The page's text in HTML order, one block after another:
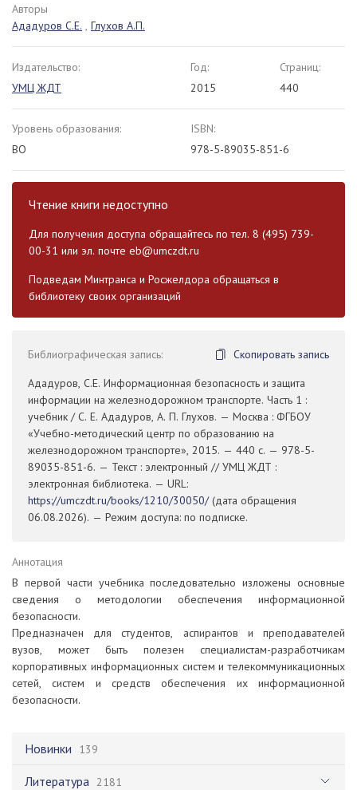
Новинки 139
Литература 2181
Авторы
Ададуров С.Е.
Глухов А.П.
Издательство:
УМЦ ЖДТ
Год:
2015
Страниц:
440
Уровень образования:
ВО
ISBN:
978-5-89035-851-6
Чтение книги недоступно
Для получения доступа обращайтесь по тел. 8 (495) 739-
00-31 или эл. почте eb@umczdt.ru
Подведам Минтранса и Росжелдора обращаться в
библиотеку своих организаций
Библиографическая запись:
Скопировать запись
Ададуров, С.Е. Информационная безопасность и защита
информации на железнодорожном транспорте. Часть 1 :
учебник / С. Е. Ададуров, А. П. Глухов. — Москва : ФГБОУ
«Учебно-методический центр по образованию на
железнодорожном транспорте», 2015. — 440 с. — 978-5-
89035-851-6. — Текст : электронный // УМЦ ЖДТ :
электронная библиотека. — URL:
https://umczdt.ru/books/1210/30050/(дата обращения
06.08.2026). — Режим доступа: по подписке.
Аннотация
В первой части учебника последовательно изложены основные
сведения о методологии обеспечения информационной
безопасности.
Предназначен для студентов, аспирантов и преподавателей
вузов, может быть полезен специалистам-разработчикам
корпоративных информационных систем и телекоммуникационных
сетей, систем и средств обеспечения их информационной
безопасности.